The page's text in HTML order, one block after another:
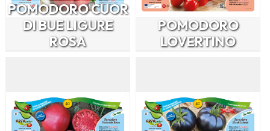
POMODORO CUOR
DI BUE LIGURE
ROSA
POMODORO
LOVERTINO